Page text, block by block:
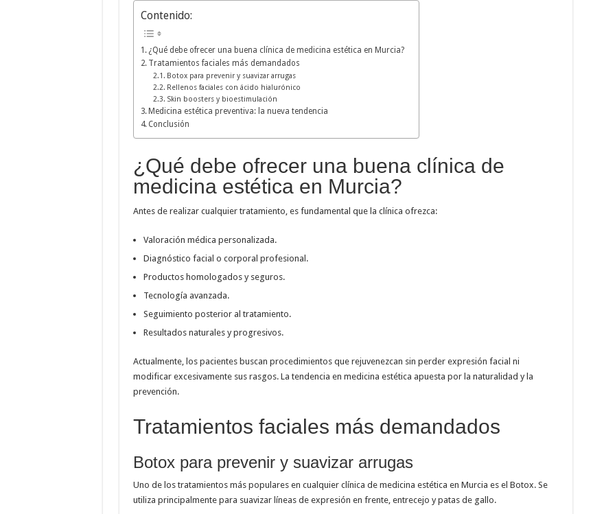
Contenido:
¿Qué debe ofrecer una buena clínica de medicina estética en Murcia?
Tratamientos faciales más demandados
Botox para prevenir y suavizar arrugas
Rellenos faciales con ácido hialurónico
Skin boosters y bioestimulación
Medicina estética preventiva: la nueva tendencia
Conclusión
¿Qué debe ofrecer una buena clínica de
medicina estética en Murcia?
Antes de realizar cualquier tratamiento, es fundamental que la clínica ofrezca:
Valoración médica personalizada.
Diagnóstico facial o corporal profesional.
Productos homologados y seguros.
Tecnología avanzada.
Seguimiento posterior al tratamiento.
Resultados naturales y progresivos.
Actualmente, los pacientes buscan procedimientos que rejuvenezcan sin perder expresión facial ni
modificar excesivamente sus rasgos. La tendencia en medicina estética apuesta por la naturalidad y la
prevención.
Tratamientos faciales más demandados
Botox para prevenir y suavizar arrugas
Uno de los tratamientos más populares en cualquier clínica de medicina estética en Murcia es el Botox. Se
utiliza principalmente para suavizar líneas de expresión en frente, entrecejo y patas de gallo.